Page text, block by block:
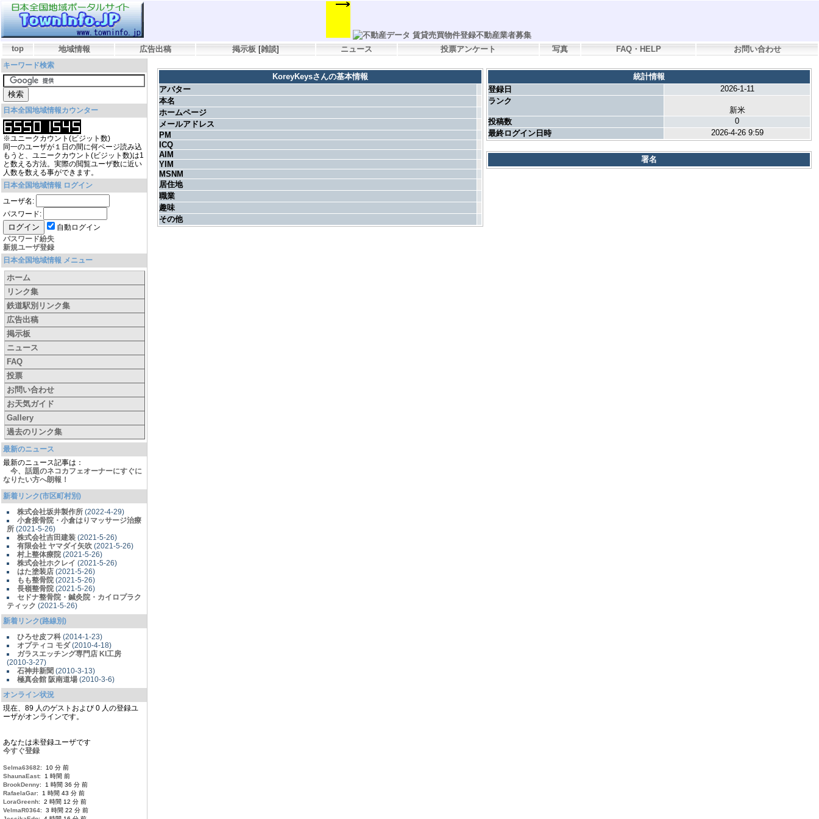
top 地域情報 広告出稿 掲示板 [雑談] ニュース 投票アンケート 写真 FAQ・HELP お問い合わせ
キーワード検索
日本全国地域情報カウンター
※ユニークカウント(ビジット数)
同一のユーザが１日の間に何ページ読み込
もうと、ユニークカウント(ビジット数)は1
と数える方法。実際の閲覧ユーザ数に近い
人数を数える事ができます。
日本全国地域情報 ログイン
ユーザ名:
パスワード:
自動ログイン
パスワード紛失
新規ユーザ登録
日本全国地域情報 メニュー
ホーム
リンク集
鉄道駅別リンク集
広告出稿
掲示板
ニュース
FAQ
投票
お問い合わせ
お天気ガイド
Gallery
過去のリンク集
最新のニュース
最新のニュース記事は：
今、話題のネコカフェオーナーにすぐに
なりたい方へ朗報！
新着リンク(市区町村別)
株式会社坂井製作所 (2022-4-29)
小倉接骨院・小倉はりマッサージ治療
所 (2021-5-26)
株式会社吉田建装 (2021-5-26)
有限会社 ヤマダイ矢吹 (2021-5-26)
村上整体療院 (2021-5-26)
株式会社ホクレイ (2021-5-26)
はた塗装店 (2021-5-26)
もも整骨院 (2021-5-26)
長嶺整骨院 (2021-5-26)
セドナ整骨院・鍼灸院・カイロプラク
ティック (2021-5-26)
新着リンク(路線別)
ひろせ皮フ科 (2014-1-23)
オプティコ モダ(2010-4-18)
ガラスエッチング専門店 KI工房
(2010-3-27)
石神井新聞 (2010-3-13)
極真会館 阪南道場 (2010-3-6)
オンライン状況
現在、89 人のゲストおよび 0 人の登録ユ
ーザがオンラインです。
あなたは未登録ユーザです
今すぐ登録
Selma63682: 10 分 前
ShaunaEast: 1 時間 前
BrookDenny: 1 時間 36 分 前
RafaelaGar: 1 時間 43 分 前
LoraGreenh: 2 時間 12 分 前
VelmaR0364: 3 時間 22 分 前
KoreyKeysさんの基本情報
アバター
本名
ホームページ
メールアドレス
PM
ICQ
AIM
YIM
MSNM
居住地
職業
趣味
その他
統計情報
登録日
2026-1-11
ランク
新米
投稿数
0
最終ログイン日時
2026-4-26 9:59
署名